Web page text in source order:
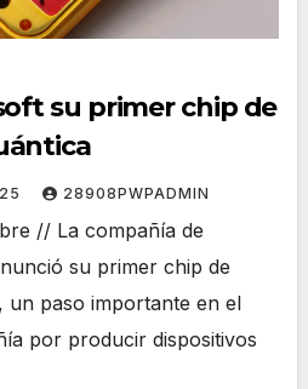
su primer chip de
28908PWPADMIN
// La compañía de
su primer chip de
un paso importante en el
por producir dispositivos